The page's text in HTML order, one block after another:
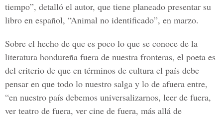
tiempo”, detalló el autor, que tiene planeado presentar su
libro en español, “Animal no identificado”, en marzo.
Sobre el hecho de que es poco lo que se conoce de la
literatura hondureña fuera de nuestra fronteras, el poeta es
del criterio de que en términos de cultura el país debe
pensar en que todo lo nuestro salga y lo de afuera entre,
“en nuestro país debemos universalizarnos, leer de fuera,
ver teatro de fuera, ver cine de fuera, más allá de